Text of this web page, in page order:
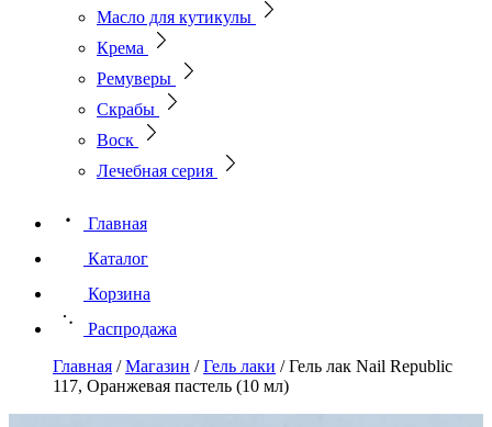
Масло для кутикулы
Крема
Ремуверы
Скрабы
Воск
Лечебная серия
Главная
Каталог
Корзина
Распродажа
Главная /Магазин /Гель лаки /Гель лак Nail Republic
117, Оранжевая пастель (10 мл)